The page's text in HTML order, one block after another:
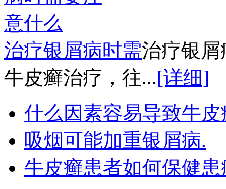
治疗银屑病时需治疗银
牛皮癣治疗，往...[详细]
什么因素容易导致牛皮
吸烟可能加重银屑病.
牛皮癣患者如何保健